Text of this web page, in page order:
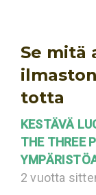
Se mitä
totta
KESTÄVÄ
THE THREE
2 vuotta